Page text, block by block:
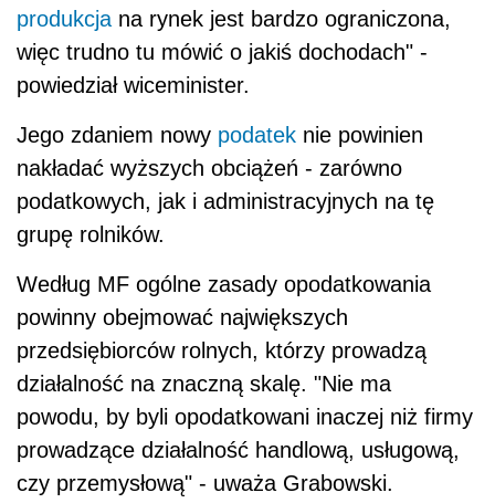
produkcja na rynek jest bardzo ograniczona,
więc trudno tu mówić o jakiś dochodach" -
powiedział wiceminister.
Jego zdaniem nowy podatek nie powinien
nakładać wyższych obciążeń - zarówno
podatkowych, jak i administracyjnych na tę
grupę rolników.
Według MF ogólne zasady opodatkowania
powinny obejmować największych
przedsiębiorców rolnych, którzy prowadzą
działalność na znaczną skalę. "Nie ma
powodu, by byli opodatkowani inaczej niż firmy
prowadzące działalność handlową, usługową,
czy przemysłową" - uważa Grabowski.